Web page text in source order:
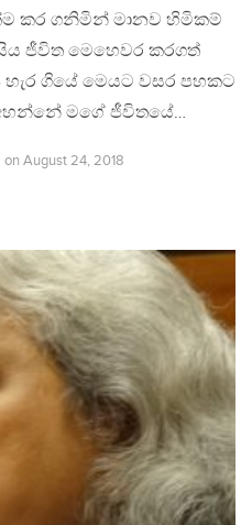
කර ගනිමින් මානව හිමිකම්
ජීවිත මෙහෙවර කරගත්
ගියේ මෙයට වසර පහකට
මගේ ජීවිතයේ…
on August 24, 2018